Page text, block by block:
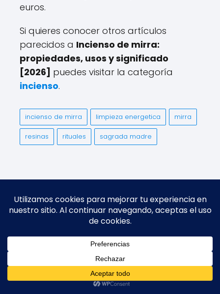
euros.
Si quieres conocer otros artículos
parecidos a Incienso de mirra:
propiedades, usos y significado
[2026] puedes visitar la categoría
incienso.
incienso de mirra limpieza energetica mirra
resinas rituales sagrada madre
Significado de los colores de las
0